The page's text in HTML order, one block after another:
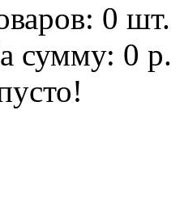
0 шт.
сумму: 0 р.